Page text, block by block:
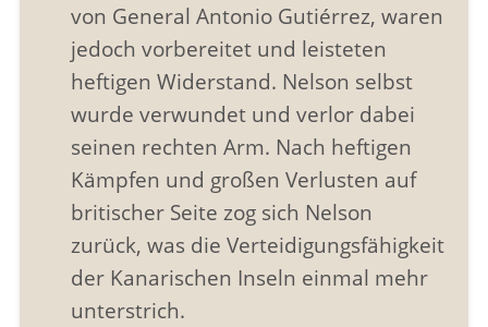
von General Antonio Gutiérrez, waren
jedoch vorbereitet und leisteten
heftigen Widerstand. Nelson selbst
wurde verwundet und verlor dabei
seinen rechten Arm. Nach heftigen
Kämpfen und großen Verlusten auf
britischer Seite zog sich Nelson
zurück, was die Verteidigungsfähigkeit
der Kanarischen Inseln einmal mehr
unterstrich.